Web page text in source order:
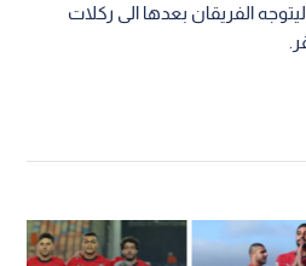
تثمر، ليتوجه الفريقان بعدها الى ركلات